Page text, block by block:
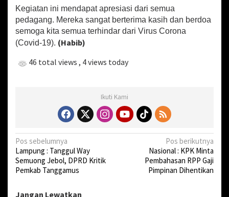
C
o
v
-
Kegiatan ini mendapat apresiasi dari semua
pedagang. Mereka sangat berterima kasih dan berdoa
semoga kita semua terhindar dari Virus Corona
(Covid-19). (Habib)
46 total views , 4 views today
Ikuti Kami
N
a
v
Pos sebelumnya
Lampung : Tanggul Way
Semuong Jebol, DPRD Kritik
Pemkab Tanggamus
Pos berikutnya
Nasional : KPK Minta
Pembahasan RPP Gaji
Pimpinan Dihentikan
Jangan Lewatkan